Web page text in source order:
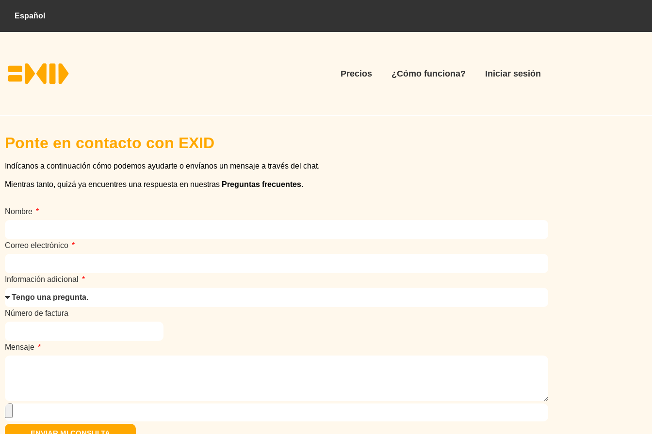
Español
Precios ¿Cómo funciona? Iniciar sesión
Ponte en contacto con EXID
Indícanos a continuación cómo podemos ayudarte o envíanos un mensaje a través del chat.
Mientras tanto, quizá ya encuentres una respuesta en nuestras Preguntas frecuentes.
Nombre
Correo electrónico
Información adicional
Número de factura
Mensaje